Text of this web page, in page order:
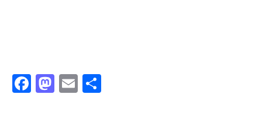
FacebookMastodon
Email